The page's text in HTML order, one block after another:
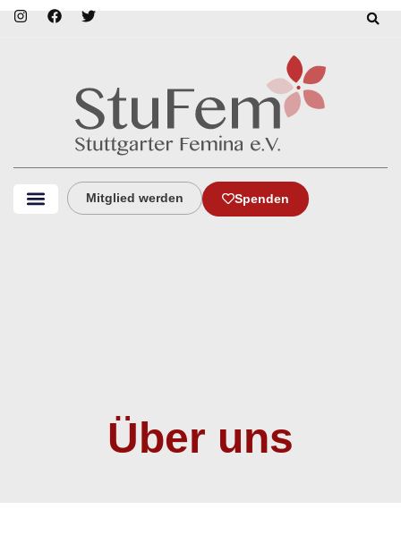
Mitglied werden Spenden
Über uns